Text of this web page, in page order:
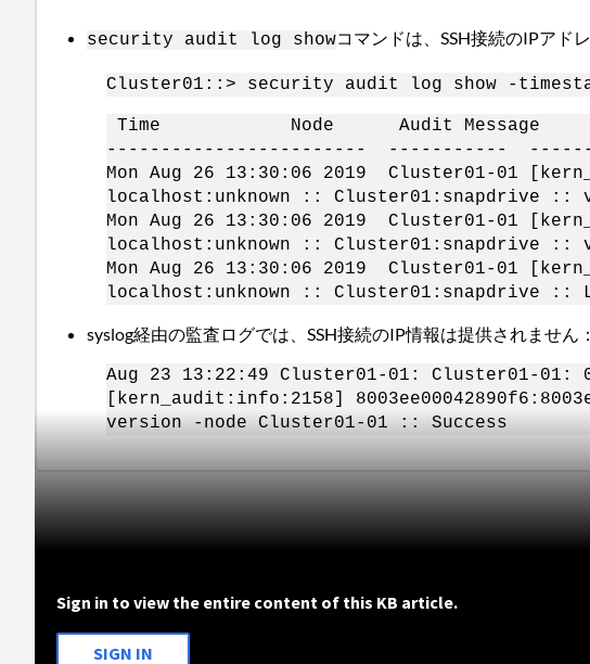
security audit log showコマンドは、SSH接続のIPアド
Cluster01::> security audit log show -
Time Node Audit Message
------------------------ -----------
Mon Aug 26 13:30:06 2019 Cluster01-01
localhost:unknown :: Cluster01:snapdrive ::
Mon Aug 26 13:30:06 2019 Cluster01-01
localhost:unknown :: Cluster01:snapdrive ::
Mon Aug 26 13:30:06 2019 Cluster01-01
localhost:unknown :: Cluster01:snapdrive ::
syslog経由の監査ログでは、SSH接続のIP情報は提供されません：
Aug 23 13:22:49 Cluster01-01: Cluster01-01:
[kern_audit:info:2158]
version -node Cluster01-01 :: Success
Sign in to view the entire content of this KB article.
SIGN IN